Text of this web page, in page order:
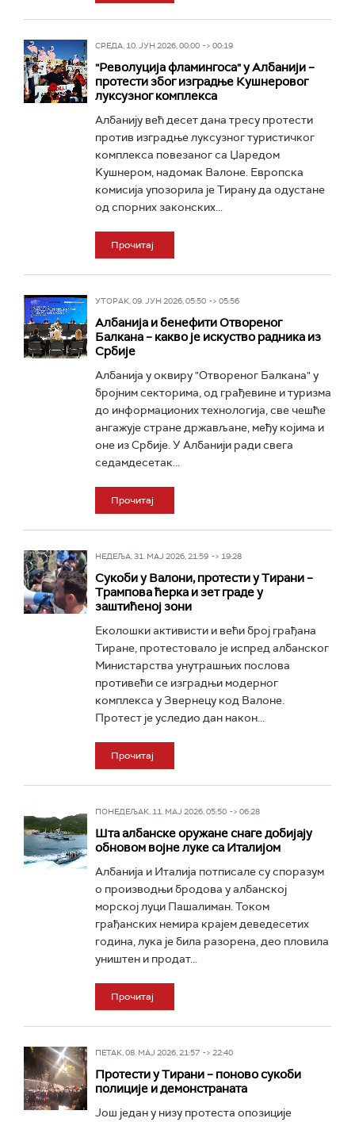
СРЕДА, 10. ЈУН 2026, 00:00 -> 00:19
"Револуција фламингоса" у Албанији –
протести због изградње Кушнеровог
луксузног комплекса
Албанију већ десет дана тресу протести
против изградње луксузног туристичког
комплекса повезаног са Џаредом
Kушнером, надомак Валоне. Европска
комисија упозорила је Тирану да одустане
од спорних законских...
Прочитај
УТОРАК, 09. ЈУН 2026, 05:50 -> 05:56
Албанија и бенефити Отвореног
Балкана – какво је искуство радника из
Србије
Албанија у оквиру "Отвореног Балкана" у
бројним секторима, од грађевине и туризма
до информационих технологија, све чешће
ангажује стране држављане, међу којима и
оне из Србије. У Албанији ради свега
седамдесетак...
Прочитај
НЕДЕЉА, 31. МАЈ 2026, 21:59 -> 19:28
Сукоби у Валони, протести у Тирани –
Трампова ћерка и зет граде у
заштићеној зони
Еколошки активисти и већи број грађана
Тиране, протестовало је испред албанског
Министарства унутрашњих послова
противећи се изградњи модерног
комплекса у Звернецу код Валоне.
Протест је уследио дан након...
Прочитај
ПОНЕДЕЉАК, 11. МАЈ 2026, 05:50 -> 06:28
Шта албанске оружане снаге добијају
обновом војне луке са Италијом
Албанија и Италија потписале су споразум
о производњи бродова у албанској
морској луци Пашалиман. Током
грађанских немира крајем деведесетих
година, лука је била разорена, део пловила
уништен и продат...
Прочитај
ПЕТАК, 08. МАЈ 2026, 21:57 -> 22:40
Протести у Тирани – поново сукоби
полиције и демонстраната
Још један у низу протеста опозиције